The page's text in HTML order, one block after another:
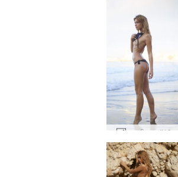
एम्बर बीच बम #19